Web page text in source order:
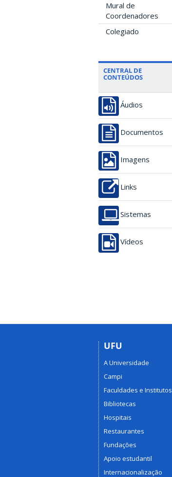
Mural de
Coordenadores
Colegiado
CENTRAL DE
CONTEÚDOS
Áudios
Documentos
Imagens
Links
Sistemas
Vídeos
UFU
A Universidade
Campi
Faculdades e Institutos
Bibliotecas
Hospitais
Restaurantes
Fundações
Apoio estudantil
Internacionalização